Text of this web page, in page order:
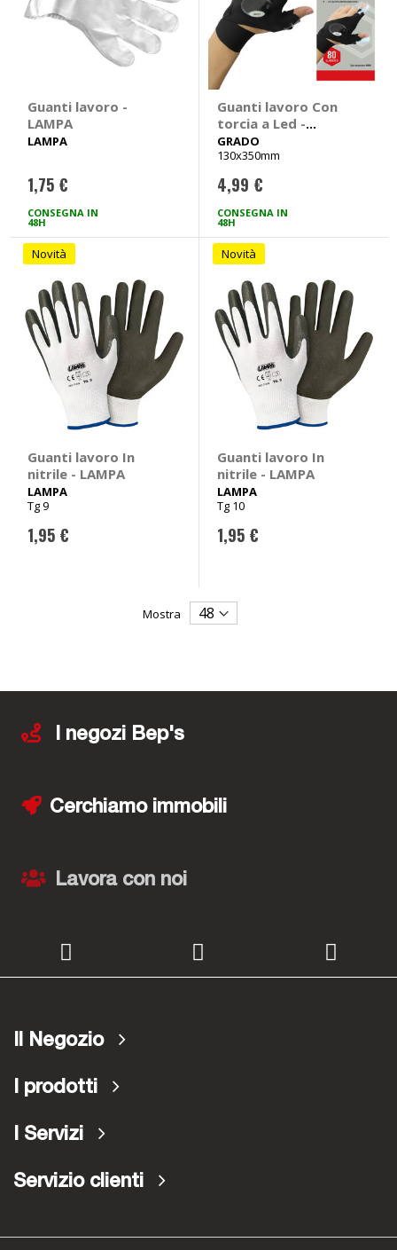
Guanti lavoro -
LAMPA
LAMPA
1,75 €
CONSEGNA IN
48H
Guanti lavoro Con
torcia a Led -
GRADO
GRADO
130x350mm
4,99 €
CONSEGNA IN
48H
Novità
Guanti lavoro In
nitrile - LAMPA
LAMPA
Tg 9
1,95 €
Novità
Guanti lavoro In
nitrile - LAMPA
LAMPA
Tg 10
1,95 €
Mostra
I negozi Bep's
Cerchiamo immobili
Lavora con noi
Il Negozio
I prodotti
I Servizi
Servizio clienti